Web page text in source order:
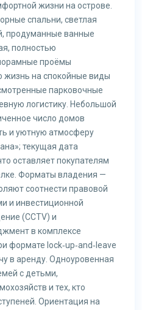
жизни на острове.
спальни, светлая
продуманные ванные
полностью
проёмы
на спокойные виды
парковочные
логистику. Небольшой
число домов
и уютную атмосферу
текущая дата
оставляет покупателям
Форматы владения —
соотнести правовой
и инвестиционной
(CCTV) и
в комплексе
формате lock‑up‑and‑leave
в аренду. Одноуровенная
с детьми,
и тех, кто
Ориентация на